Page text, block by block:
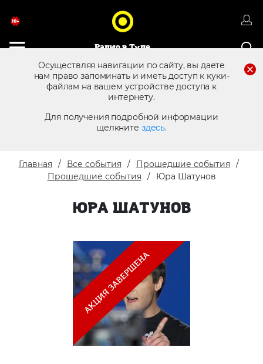
Радио в Туле
Осуществляя навигации по сайту, вы даете
нам право запоминать и иметь доступ к куки-
файлам на вашем устройстве доступа к
интернету.
Для получения подробной информации
щелкните здесь.
8 (4872) 250 470 Реклама в эфире
Главная Все события
Прошедшие события
Прошедшие события
Юра Шатунов
ЮРА ШАТУНОВ